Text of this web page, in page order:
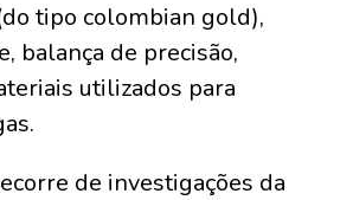
tipo colombian gold),
balança de precisão,
utilizados para
de investigações da